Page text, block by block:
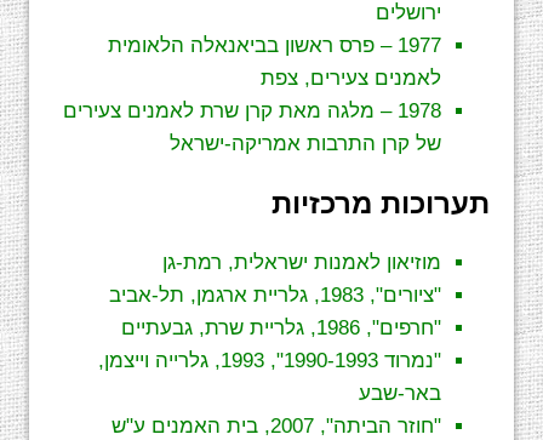
ירושלים
1977 – פרס ראשון בביאנאלה הלאומית
לאמנים צעירים, צפת
1978 – מלגה מאת קרן שרת לאמנים צעירים
של קרן התרבות אמריקה-ישראל
תערוכות מרכזיות
מוזיאון לאמנות ישראלית, רמת-גן
"ציורים", 1983, גלריית ארגמן, תל-אביב
"חרפים", 1986, גלריית שרת, גבעתיים
"נמרוד 1990-1993", 1993, גלרייה וייצמן,
באר-שבע
"חוזר הביתה", 2007, בית האמנים ע"ש